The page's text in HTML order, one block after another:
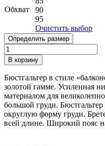
Обхват
90
95
Очистить выбор
Определить размер
Количество
товара
Бюстгальтер
Nessa
Alisa
(Gold)
В корзину
Бюстгальтер в стиле
золотой гамме. Усиленная
материалом для
большой груди.
округлую форму груди.
всей длине. Широкий пояс